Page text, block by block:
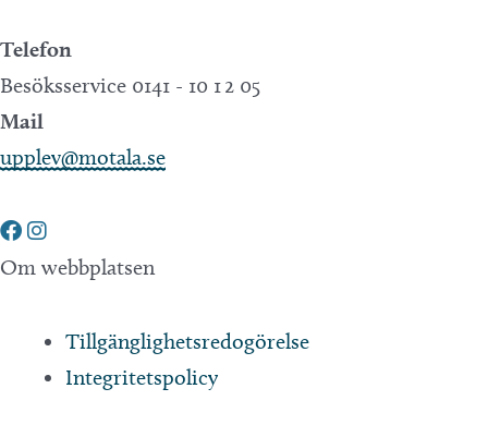
Telefon
Besöksservice 0141 - 10 1 2 05
Mail
upplev@motala.se
Om webbplatsen
Tillgänglighetsredogörelse
Integritetspolicy